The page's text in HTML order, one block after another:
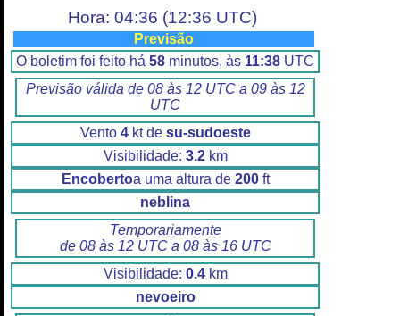
Hora: 04:36 (12:36 UTC)
Previsão
O boletim foi feito há 58 minutos, às 11:38 UTC
Previsão válida de 08 às 12 UTC a 09 às 12
UTC
Vento 4kt de su-sudoeste
Visibilidade: 3.2km
Encobertoa uma altura de 200ft
neblina
Temporariamente
de 08 às 12 UTC a 08 às 16 UTC
Visibilidade: 0.4km
nevoeiro